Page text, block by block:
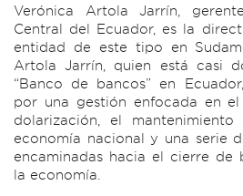
Verónica Artola Jarrín,
Central del Ecuador, es la
entidad de este tipo en
Artola Jarrín, quien está casi
“Banco de bancos” en
por una gestión enfocada en
dolarización, el
economía nacional y una serie
encaminadas hacia el cierre de
la economía.